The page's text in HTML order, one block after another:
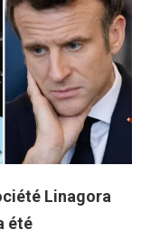
Linagora
été